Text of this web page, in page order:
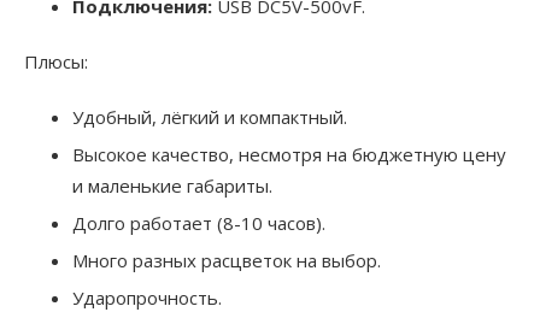
Подключения: USB DC5V-500vF.
Плюсы:
Удобный, лёгкий и компактный.
Высокое качество, несмотря на бюджетную цену
и маленькие габариты.
Долго работает (8-10 часов).
Много разных расцветок на выбор.
Ударопрочность.